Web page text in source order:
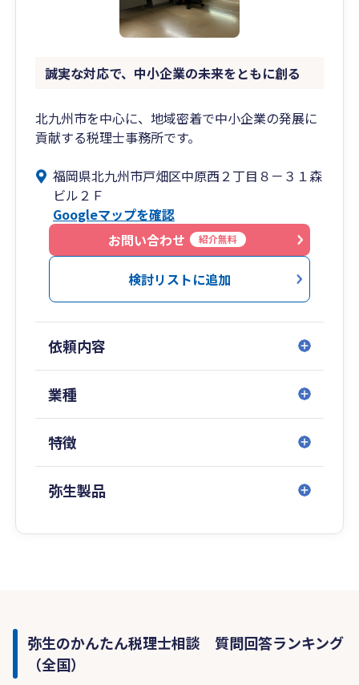
誠実な対応で、中小企業の未来をともに創る
北九州市を中心に、地域密着で中小企業の発展に
貢献する税理士事務所です。
福岡県北九州市戸畑区中原西２丁目８－３１森
ビル２Ｆ
Googleマップを確認
お問い合わせ
紹介無料
検討リストに追加
依頼内容
業種
特徴
弥生製品
弥生のかんたん税理士相談 質問回答ランキング
（全国）